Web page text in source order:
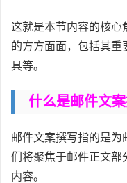
这就是本节内容的核心
的方方面面，包括其重
具等。
什么是邮件文
邮件文案撰写指的是
们将聚焦于邮件正文部
内容。